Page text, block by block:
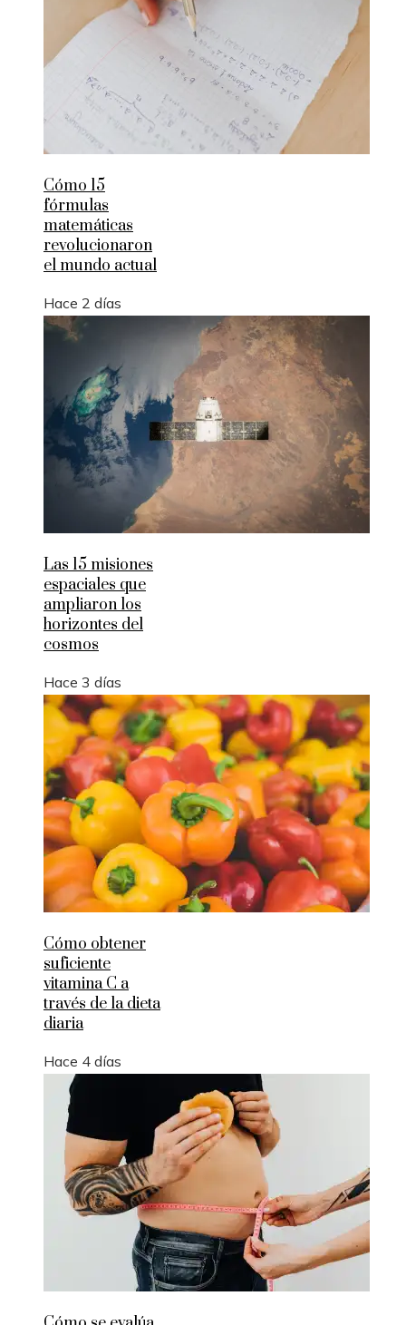
Cómo 15
fórmulas
matemáticas
revolucionaron
el mundo actual
Hace 2 días
Las 15 misiones
espaciales que
ampliaron los
horizontes del
cosmos
Hace 3 días
Cómo obtener
suficiente
vitamina C a
través de la dieta
diaria
Hace 4 días